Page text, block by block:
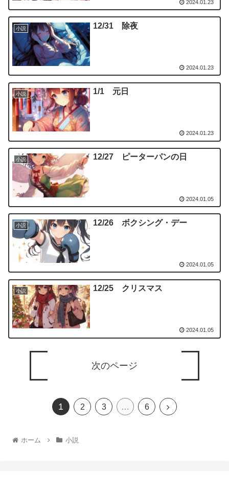
2024.01.23
小説 12/31 除夜
2024.01.23
小説 1/1 元日
2024.01.23
小説 12/27 ピーターパンの日
2024.01.05
小説 12/26 ボクシング・デー
2024.01.05
小説 12/25 クリスマス
2024.01.05
次のページ
1 2 3 … 6
ホーム 小説